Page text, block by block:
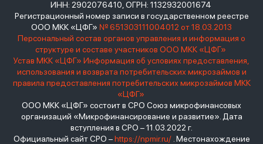
ИНН: 2902076410, ОГРН: 1132932001674
Регистрационный номер записи в государственном реестре
ООО МКК «ЦФГ» № 651303111004012 от 18.03.2013
Персональный состав органов управления и информация о
структуре и составе участников ООО МКК «ЦФГ»
Устав МКК «ЦФГ» Информация об условиях предоставления,
использования и возврата потребительских микрозаймов и
правила предоставления потребительских микрозаймов МКК
«ЦФГ»
ООО МКК «ЦФГ» состоит в СРО Союз микрофинансовых
организаций «Микрофинансирование и развитие». Дата
вступления в СРО – 11.03.2022 г.
Официальный сайт СРО –https://npmir.ru/. Местонахождение